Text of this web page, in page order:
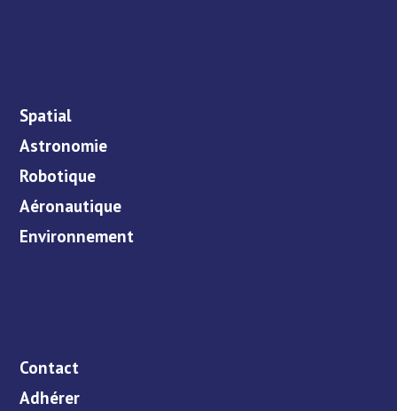
Spatial
Astronomie
Robotique
Aéronautique
Environnement
Contact
Adhérer